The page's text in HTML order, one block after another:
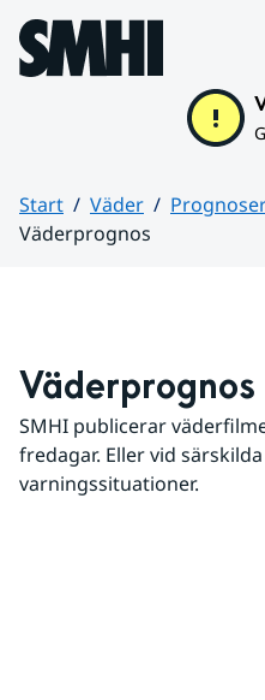
Hoppa till sidans innehåll
Start Väder
Väderprognos
Väderprognos
SMHI publicerar
fredagar. Eller vid
varningssituationer.